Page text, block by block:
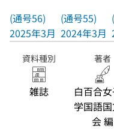
(通号56)
2025年3月
(通号55)
2024年3月
資料種別
雑誌
著者
白百合
学国語
会 編